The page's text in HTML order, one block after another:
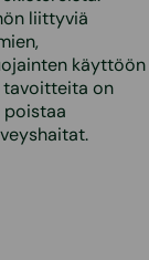
liittyviä
käyttöön
tavoitteita on